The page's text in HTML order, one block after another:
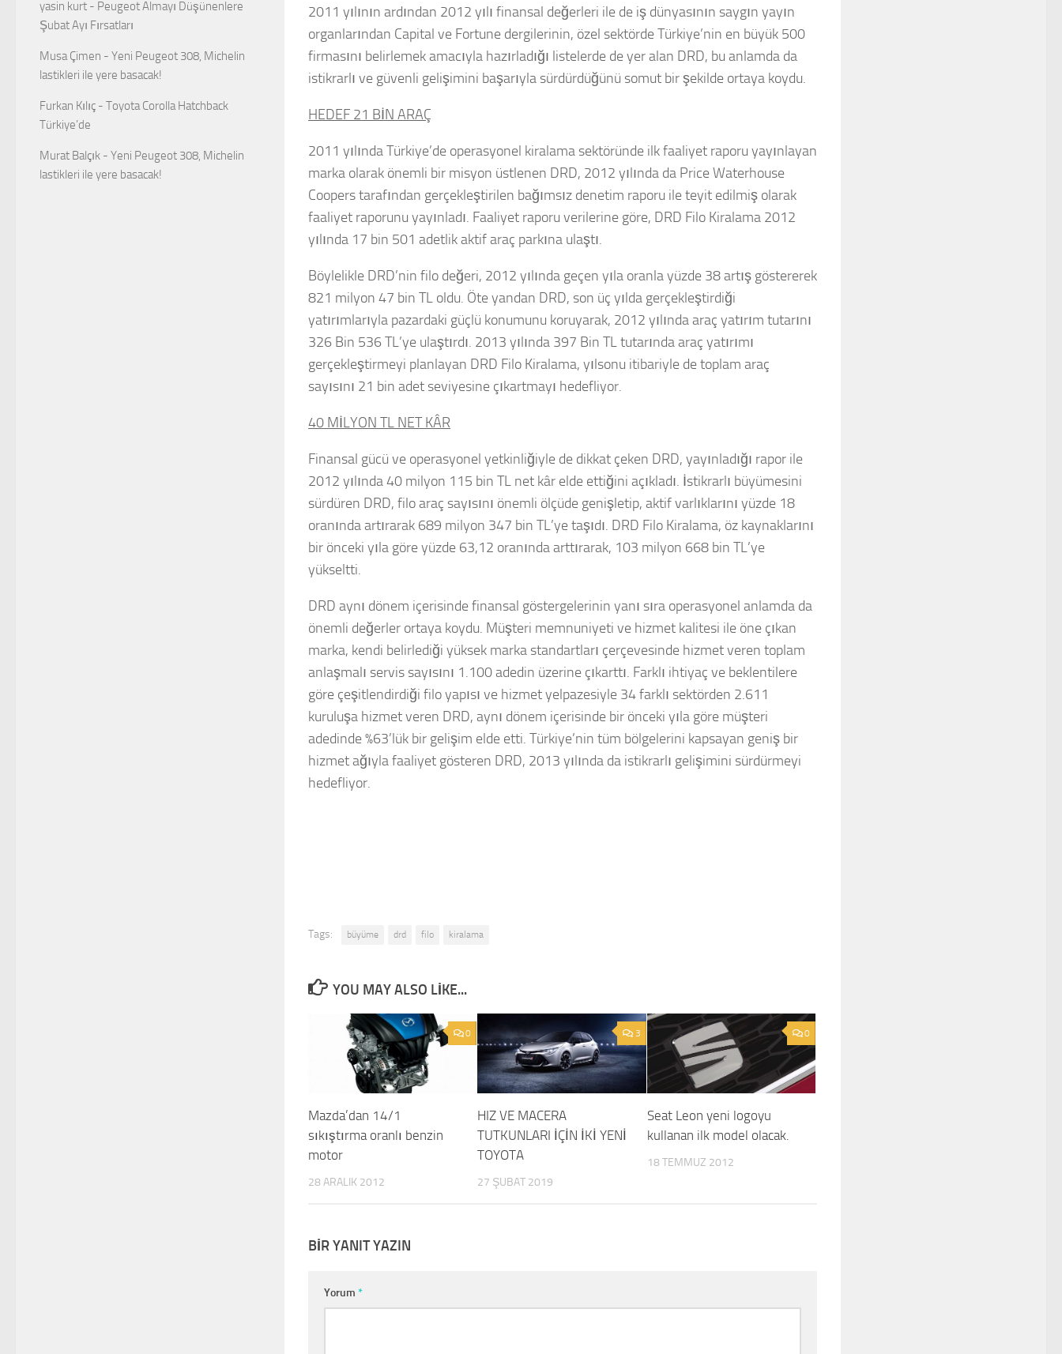
2011 yılının ardından 2012 yılı finansal değerleri ile de iş dünyasının saygın yayın
organlarından Capital ve Fortune dergilerinin, özel sektörde Türkiye’nin en büyük 500
firmasını belirlemek amacıyla hazırladığı listelerde de yer alan DRD, bu anlamda da
istikrarlı ve güvenli gelişimini başarıyla sürdürdüğünü somut bir şekilde ortaya koydu.
HEDEF 21 BİN ARAÇ
2011 yılında Türkiye’de operasyonel kiralama sektöründe ilk faaliyet raporu yayınlayan
marka olarak önemli bir misyon üstlenen DRD, 2012 yılında da Price Waterhouse
Coopers tarafından gerçekleştirilen bağımsız denetim raporu ile teyit edilmiş olarak
faaliyet raporunu yayınladı. Faaliyet raporu verilerine göre, DRD Filo Kiralama 2012
yılında 17 bin 501 adetlik aktif araç parkına ulaştı.
Böylelikle DRD’nin filo değeri, 2012 yılında geçen yıla oranla yüzde 38 artış göstererek
821 milyon 47 bin TL oldu. Öte yandan DRD, son üç yılda gerçekleştirdiği
yatırımlarıyla pazardaki güçlü konumunu koruyarak, 2012 yılında araç yatırım tutarını
326 Bin 536 TL’ye ulaştırdı. 2013 yılında 397 Bin TL tutarında araç yatırımı
gerçekleştirmeyi planlayan DRD Filo Kiralama, yılsonu itibariyle de toplam araç
sayısını 21 bin adet seviyesine çıkartmayı hedefliyor.
40 MİLYON TL NET KÂR
Finansal gücü ve operasyonel yetkinliğiyle de dikkat çeken DRD, yayınladığı rapor ile
2012 yılında 40 milyon 115 bin TL net kâr elde ettiğini açıkladı. İstikrarlı büyümesini
sürdüren DRD, filo araç sayısını önemli ölçüde genişletip, aktif varlıklarını yüzde 18
oranında artırarak 689 milyon 347 bin TL’ye taşıdı. DRD Filo Kiralama, öz kaynaklarını
bir önceki yıla göre yüzde 63,12 oranında arttırarak, 103 milyon 668 bin TL’ye
yükseltti.
DRD aynı dönem içerisinde finansal göstergelerinin yanı sıra operasyonel anlamda da
önemli değerler ortaya koydu. Müşteri memnuniyeti ve hizmet kalitesi ile öne çıkan
marka, kendi belirlediği yüksek marka standartları çerçevesinde hizmet veren toplam
anlaşmalı servis sayısını 1.100 adedin üzerine çıkarttı. Farklı ihtiyaç ve beklentilere
göre çeşitlendirdiği filo yapısı ve hizmet yelpazesiyle 34 farklı sektörden 2.611
kuruluşa hizmet veren DRD, aynı dönem içerisinde bir önceki yıla göre müşteri
adedinde %63’lük bir gelişim elde etti. Türkiye’nin tüm bölgelerini kapsayan geniş bir
hizmet ağıyla faaliyet gösteren DRD, 2013 yılında da istikrarlı gelişimini sürdürmeyi
hedefliyor.
Tags: büyüme drd filo kiralama
YOU MAY ALSO LIKE...
0
Mazda’dan 14/1
sıkıştırma oranlı benzin
motor
28 ARALIK 2012
3
HIZ VE MACERA
TUTKUNLARI İÇİN İKİ YENİ
TOYOTA
27 ŞUBAT 2019
0
Seat Leon yeni logoyu
kullanan ilk model olacak.
18 TEMMUZ 2012
BIR YANIT YAZIN
Yorum *
yasin kurt - Peugeot Almayı Düşünenlere
Şubat Ayı Fırsatları
Musa Çimen - Yeni Peugeot 308, Michelin
lastikleri ile yere basacak!
Furkan Kılıç - Toyota Corolla Hatchback
Türkiye’de
Murat Balçık - Yeni Peugeot 308, Michelin
lastikleri ile yere basacak!